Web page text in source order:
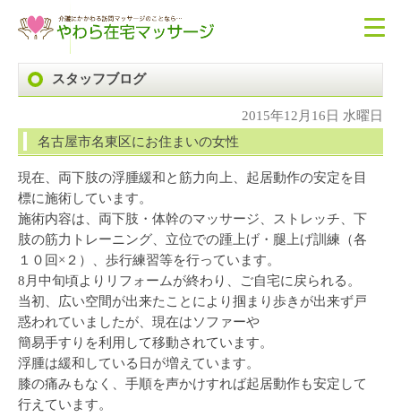
スタッフブログ
2015年12月16日 水曜日
名古屋市名東区にお住まいの女性
現在、両下肢の浮腫緩和と筋力向上、起居動作の安定を目
標に施術しています。
施術内容は、両下肢・体幹のマッサージ、ストレッチ、下
肢の筋力トレーニング、立位での踵上げ・腿上げ訓練（各
１０回×２）、歩行練習等を行っています。
8月中旬頃よりリフォームが終わり、ご自宅に戻られる。
当初、広い空間が出来たことにより掴まり歩きが出来ず戸
惑われていましたが、現在はソファーや
簡易手すりを利用して移動されています。
浮腫は緩和している日が増えています。
膝の痛みもなく、手順を声かけすれば起居動作も安定して
行えています。